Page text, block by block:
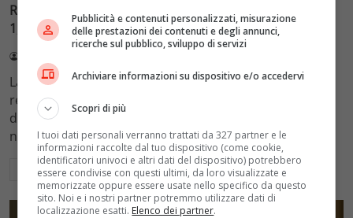
Reddito di cittadinanza, l’Inps deve ancora recuperare
1,4 miliardi: il bilancio della lotta ai ‘furbetti’
La Corte dei conti rileva che l'INPS deve ancora
recuperare 1,4 miliardi di euro da erogazioni indebite
del reddito di cittadinanza, con controlli insufficienti
nella fas
Leggi di più
Pubblicità e contenuti personalizzati, misurazione
delle prestazioni dei contenuti e degli annunci,
ricerche sul pubblico, sviluppo di servizi
Archiviare informazioni su dispositivo e/o accedervi
Scopri di più
I tuoi dati personali verranno trattati da 327 partner e le
informazioni raccolte dal tuo dispositivo (come cookie,
identificatori univoci e altri dati del dispositivo) potrebbero
essere condivise con questi ultimi, da loro visualizzate e
memorizzate oppure essere usate nello specifico da questo
sito. Noi e i nostri partner potremmo utilizzare dati di
localizzazione esatti. Elenco dei partner.